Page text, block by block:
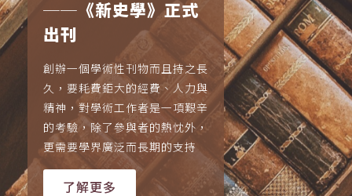
──《新史學》正式
出刊
創辦一個學術性刊物而且持之長
久，要耗費鉅大的經費、人力與
精神，對學術工作者是一項艱辛
的考驗，除了參與者的熱忱外，
更需要學界廣泛而長期的支持
了解更多